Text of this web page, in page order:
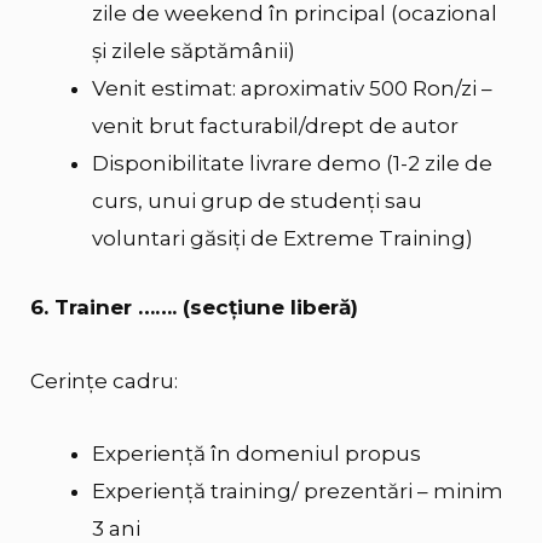
zile de weekend în principal (ocazional
și zilele săptămânii)
Venit estimat: aproximativ 500 Ron/zi –
venit brut facturabil/drept de autor
Disponibilitate livrare demo (1-2 zile de
curs, unui grup de studenţi sau
voluntari găsiţi de Extreme Training)
6. Trainer ……. (secţiune liberă)
Cerințe cadru:
Experiență în domeniul propus
Experienţă training/ prezentări – minim
3 ani